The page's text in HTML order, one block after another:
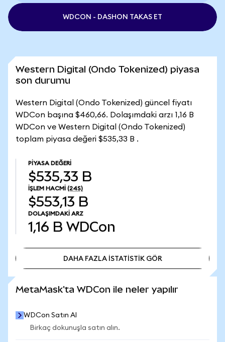
WDCON - DASHON TAKAS ET
Western Digital (Ondo Tokenized) piyasa
son durumu
Western Digital (Ondo Tokenized) güncel fiyatı
WDCon başına $460,66. Dolaşımdaki arzı 1,16 B
WDCon ve Western Digital (Ondo Tokenized)
toplam piyasa değeri $535,33 B .
PIYASA DEĞERI
$535,33 B
İŞLEM HACMI (24S)
$553,13 B
DOLAŞIMDAKI ARZ
1,16 B WDCon
DAHA FAZLA İSTATİSTİK GÖR
MetaMask'ta WDCon ile neler yapılır
WDCon Satın Al
Birkaç dokunuşla satın alın.